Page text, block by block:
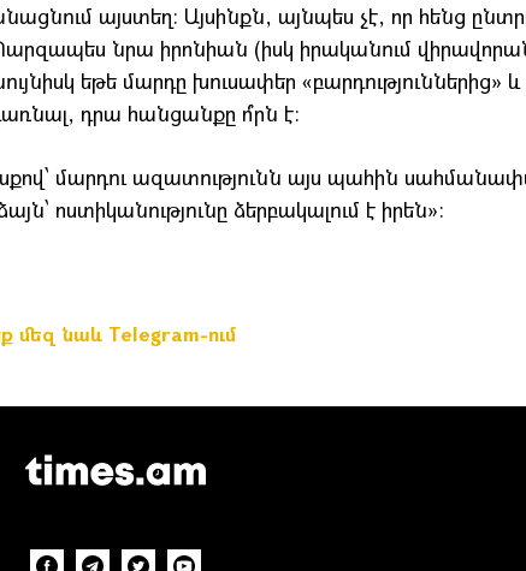
այստեղ։ Այսինքն, այնպես չէ, որ հենց
նրա իրոնիան (իսկ իրականում
եթե մարդը խուսափեր
դրա հանցանքը ո՞րն է։
մարդու ազատությունն այս պահին
ոստիկանությունը ձերբակալում է իրեն»։
մեզ նաև Telegram-ում